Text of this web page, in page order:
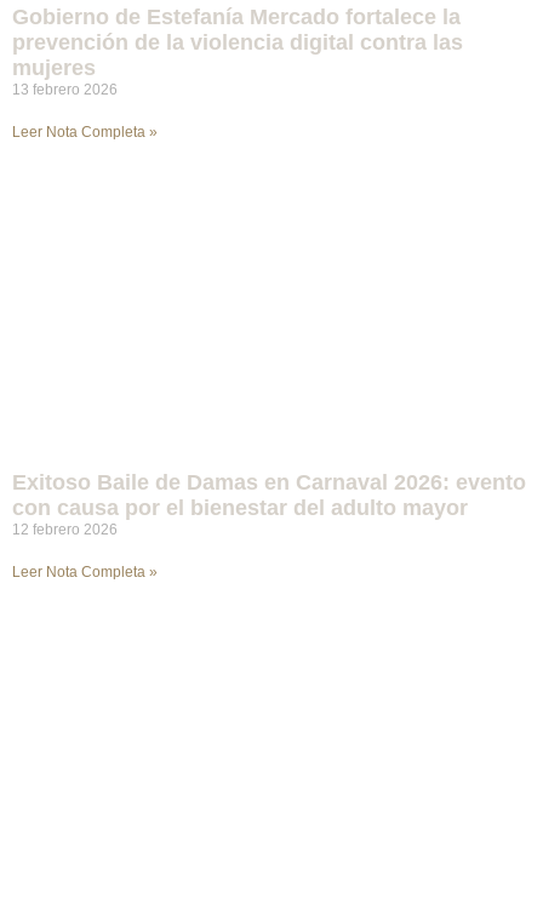
Gobierno de Estefanía Mercado fortalece la
prevención de la violencia digital contra las
mujeres
13 febrero 2026
Leer Nota Completa »
Exitoso Baile de Damas en Carnaval 2026: evento
con causa por el bienestar del adulto mayor
12 febrero 2026
Leer Nota Completa »